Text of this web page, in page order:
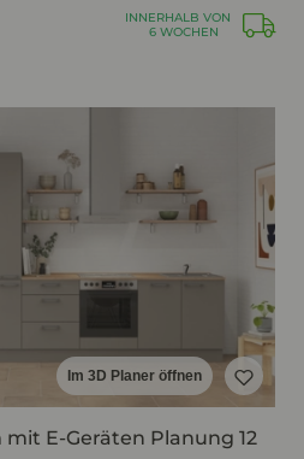
INNERHALB VON
6 WOCHEN
Im 3D Planer öffnen
E-Geräten Planung 12